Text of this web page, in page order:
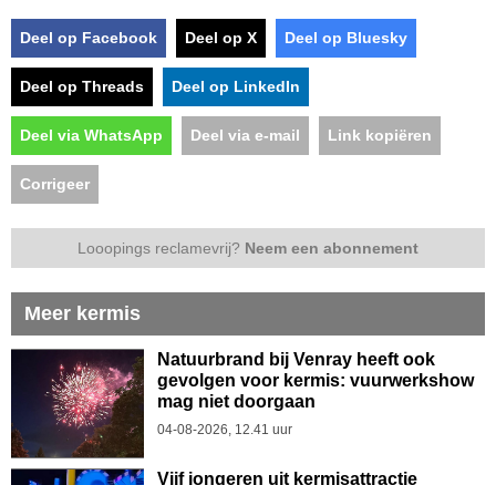
Deel op Facebook Deel op X Deel op Bluesky
Deel op Threads Deel op LinkedIn
Deel via WhatsApp Deel via e-mail Link kopiëren
Corrigeer
Looopings reclamevrij? Neem een abonnement
Meer kermis
Natuurbrand bij Venray heeft ook
gevolgen voor kermis: vuurwerkshow
mag niet doorgaan
04-08-2026, 12.41 uur
Vijf jongeren uit kermisattractie